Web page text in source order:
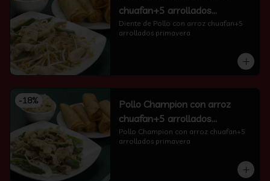
chuafan+5 arrollados
primavera
Diente de Pollo con arroz chuafan+5
arrollados primavera
-18%
Pollo Champion con arroz
chuafan+5 arrollados
primavera
Pollo Champion con arroz chuafan+5
arrollados primavera